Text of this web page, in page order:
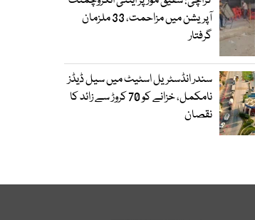
آپریشن میں مزاحمت، 33 ملزمان
گرفتار
سندر انڈسٹریل اسٹیٹ میں سیل ڈیڈز
نامکمل، خزانے کو 70 کروڑ سے زائد کا
نقصان